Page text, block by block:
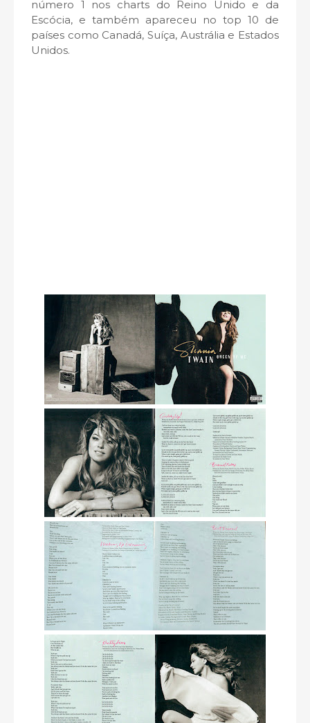
número 1 nos charts do Reino Unido e da
Escócia, e também apareceu no top 10 de
países como Canadá, Suíça, Austrália e Estados
Unidos.